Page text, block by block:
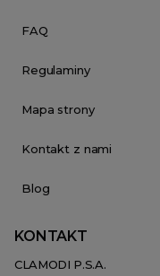
FAQ
Regulaminy
Mapa strony
Kontakt z nami
Blog
KONTAKT
CLAMODI P.S.A.